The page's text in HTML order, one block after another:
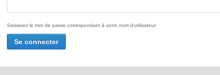
Saisissez le mot de passe correspondant à votre nom d'utilisateur.